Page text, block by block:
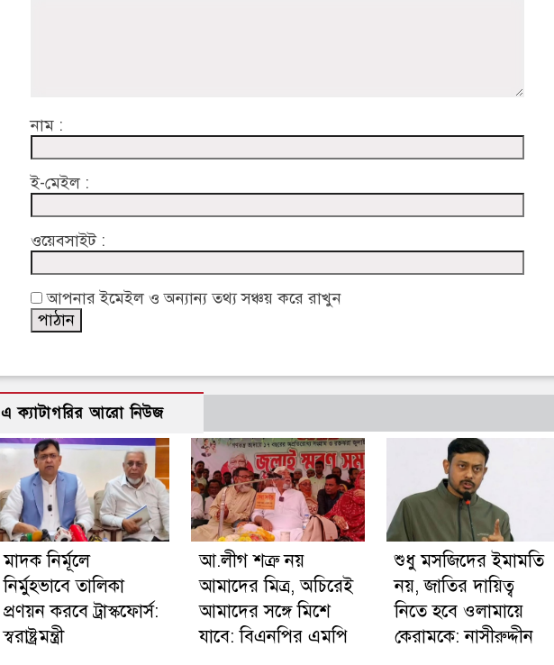
নাম :
ই-মেইল :
ওয়েবসাইট :
আপনার ইমেইল ও অন্যান্য তথ্য সঞ্চয় করে রাখুন
এ ক্যাটাগরির আরো নিউজ
মাদক নির্মূলে
নির্মুহভাবে তালিকা
প্রণয়ন করবে ট্রাস্কফোর্স:
স্বরাষ্ট্রমন্ত্রী
আ.লীগ শত্রু নয়
আমাদের মিত্র, অচিরেই
আমাদের সঙ্গে মিশে
যাবে: বিএনপির এমপি
শুধু মসজিদের ইমামতি
নয়, জাতির দায়িত্ব
নিতে হবে ওলামায়ে
কেরামকে: নাসীরুদ্দীন